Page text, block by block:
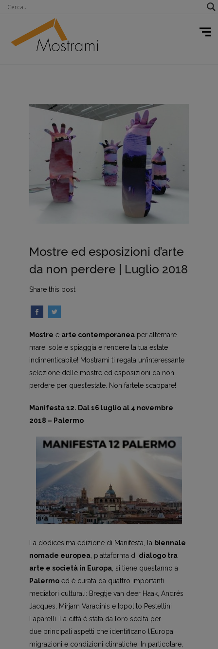
Mostre ed esposizioni d’arte
da non perdere | Luglio 2018
Share this post
Mostre e arte contemporaneaper alternare
mare, sole e spiaggia e rendere la tua estate
indimenticabile! Mostrami ti regala un’interessante
selezione delle mostre ed esposizioni da non
perdere per quest’estate. Non fartele scappare!
Manifesta 12. Dal 16 luglio al 4 novembre
2018 – Palermo
La dodicesima edizione di Manifesta, la biennale
nomade europea, piattaforma di dialogo tra
arte e società in Europa, si tiene quest’anno a
Palermoed è curata da quattro importanti
mediatori culturali: Bregtje van deer Haak, Andrés
Jacques, Mirjam Varadinis e Ippolito Pestellini
Laparelli. La città è stata da loro scelta per
due principali aspetti che identificano l’Europa:
migrazioni e condizioni climatiche. In particolare,